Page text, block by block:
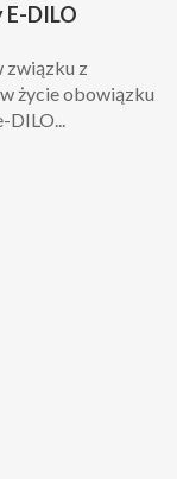
DILO
związku z
życie obowiązku
DILO...